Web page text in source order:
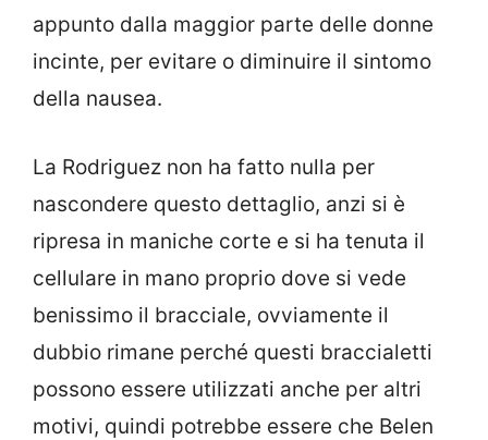
appunto dalla maggior parte delle donne
incinte, per evitare o diminuire il sintomo
della nausea.
La Rodriguez non ha fatto nulla per
nascondere questo dettaglio, anzi si è
ripresa in maniche corte e si ha tenuta il
cellulare in mano proprio dove si vede
benissimo il bracciale, ovviamente il
dubbio rimane perché questi braccialetti
possono essere utilizzati anche per altri
motivi, quindi potrebbe essere che Belen